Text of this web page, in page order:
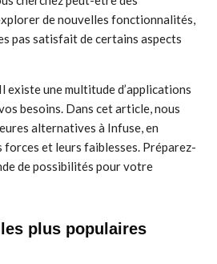
de nouvelles fonctionnalités,
pas satisfait de certains aspects
existe une multitude d’applications
besoins. Dans cet article, nous
alternatives à Infuse, en
forces et leurs faiblesses. Préparez-
de possibilités pour votre
plus populaires